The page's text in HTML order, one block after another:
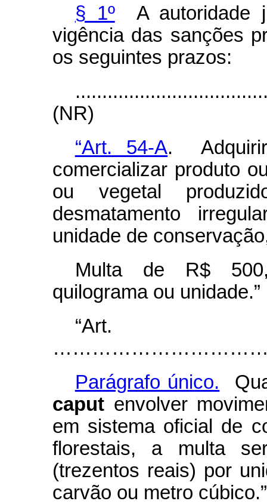
§ 1ºA autoridade
vigência das sanções
os seguintes prazos:
(NR)
“Art. 54-A.
comercializar produto
ou vegetal
desmatamento
unidade de
Multa de R$
quilograma ou unidade.”
Parágrafo único.
caput envolver
em sistema oficial de
florestais, a multa
(trezentos reais) por
carvão ou metro